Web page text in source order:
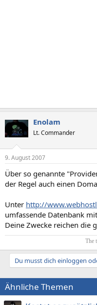
Enolam
Lt. Commander
9. August 2007
Über so genannte
der Regel auch einen
Unter http://
umfassende Datenbank
Deine Zwecke reichen die
The
Du musst dich einloggen
Ähnliche Themen